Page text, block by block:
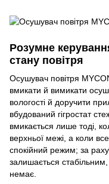
Розумне
стану повітря
Осушувач повітря
вмикати й вимикати
вологості й доручити
вбудований гігростат
вмикається лише тоді,
верхньої межі, а коли
спокійний режим; за
залишається стабільним,
немає.